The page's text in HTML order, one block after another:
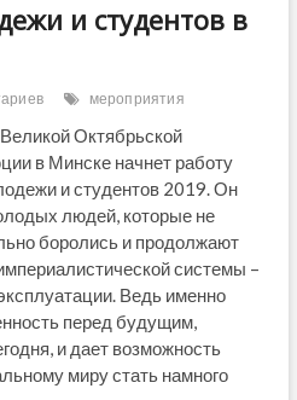
и студентов в
мероприятия
Октябрьской
в Минске начнет работу
и студентов 2019. Он
людей, которые не
боролись и продолжают
системы –
Ведь именно
перед будущим,
и дает возможность
миру стать намного